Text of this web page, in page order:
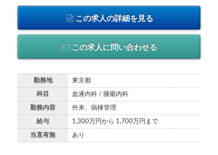
この求人の詳細を見る
この求人に問い合わせる
勤務地 東京都
科目 血液内科 / 腫瘍内科
勤務内容 外来、病棟管理
給与 1,300万円から 1,700万円まで
当直有無 あり